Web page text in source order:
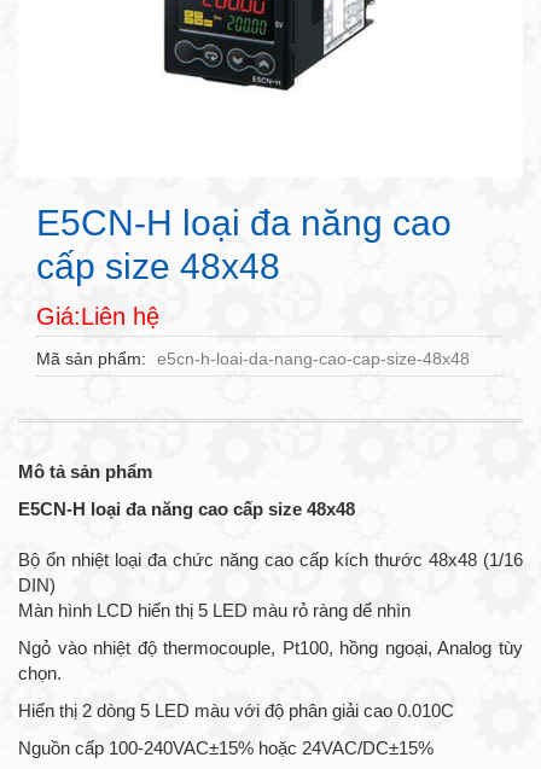
E5CN-H loại đa năng cao
cấp size 48x48
Giá:Liên hệ
Mã sản phẩm e5cn-h-loai-da-nang-cao-cap-size-48x48
Mô tả sản phẩm
E5CN-H loại đa năng cao cấp size 48x48
Bộ ổn nhiệt loại đa chức năng cao cấp kích thước 48x48 (1/16
DIN)
Màn hình LCD hiển thị 5 LED màu rỏ ràng dể nhìn
Ngỏ vào nhiệt độ thermocouple, Pt100, hồng ngoại, Analog tùy
chọn.
Hiển thị 2 dòng 5 LED màu với độ phân giải cao 0.010C
Nguồn cấp 100-240VAC±15% hoặc 24VAC/DC±15%